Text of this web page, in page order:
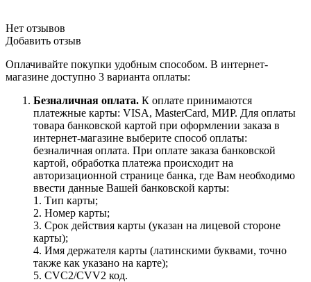
Нет отзывов
Добавить отзыв
Оплачивайте покупки удобным способом. В интернет-
магазине доступно 3 варианта оплаты:
Безналичная оплата. К оплате принимаются
платежные карты: VISA, MasterCard, МИР. Для оплаты
товара банковской картой при оформлении заказа в
интернет-магазине выберите способ оплаты:
безналичная оплата. При оплате заказа банковской
картой, обработка платежа происходит на
авторизационной странице банка, где Вам необходимо
ввести данные Вашей банковской карты:
1. Тип карты;
2. Номер карты;
3. Срок действия карты (указан на лицевой стороне
карты);
4. Имя держателя карты (латинскими буквами, точно
также как указано на карте);
5. CVC2/CVV2 код.